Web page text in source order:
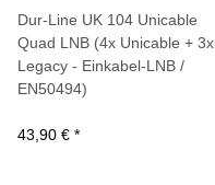
Dur-Line UK 104 Unicable
Quad LNB (4x Unicable + 3x
Legacy - Einkabel-LNB /
EN50494)
43,90 € *